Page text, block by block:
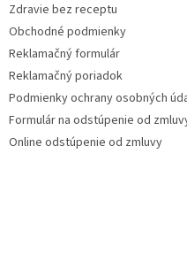
Zdravie bez receptu
Obchodné podmienky
Reklamačný formulár
Reklamačný poriadok
Podmienky ochrany osobných
Formulár na odstúpenie od
Online odstúpenie od zmluvy